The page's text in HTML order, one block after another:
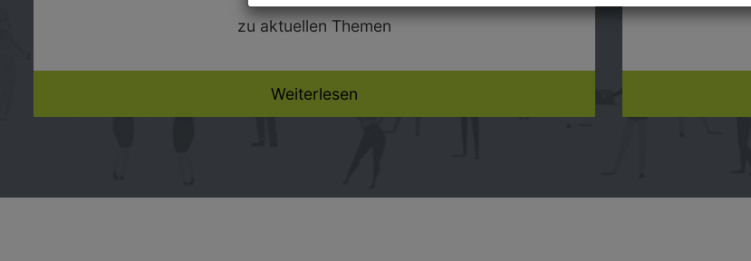
zu aktuellen Themen
Weiterlesen